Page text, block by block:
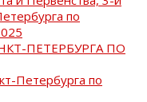
по
ПЕТЕРБУРГА ПО
Петербурга по